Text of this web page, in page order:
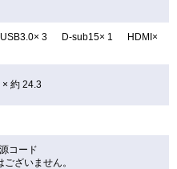
3 D-sub15× 1 HDMI×
約 24.3
コード
ざいません。